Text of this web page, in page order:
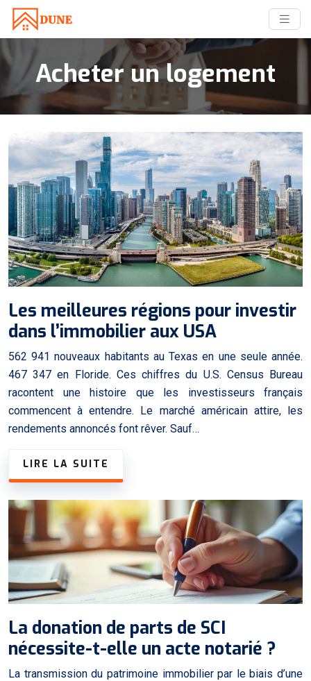
Acheter un logement
Les meilleures régions pour investir
dans l’immobilier aux USA
562 941 nouveaux habitants au Texas en une seule année.
467 347 en Floride. Ces chiffres du U.S. Census Bureau
racontent une histoire que les investisseurs français
commencent à entendre. Le marché américain attire, les
rendements annoncés font rêver. Sauf…
LIRE LA SUITE
La donation de parts de SCI
nécessite-t-elle un acte notarié ?
La transmission du patrimoine immobilier par le biais d’une